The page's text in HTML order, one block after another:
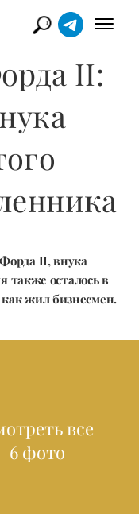
II:
II, внука
также осталось в
жил бизнесмен.
все
6 фото